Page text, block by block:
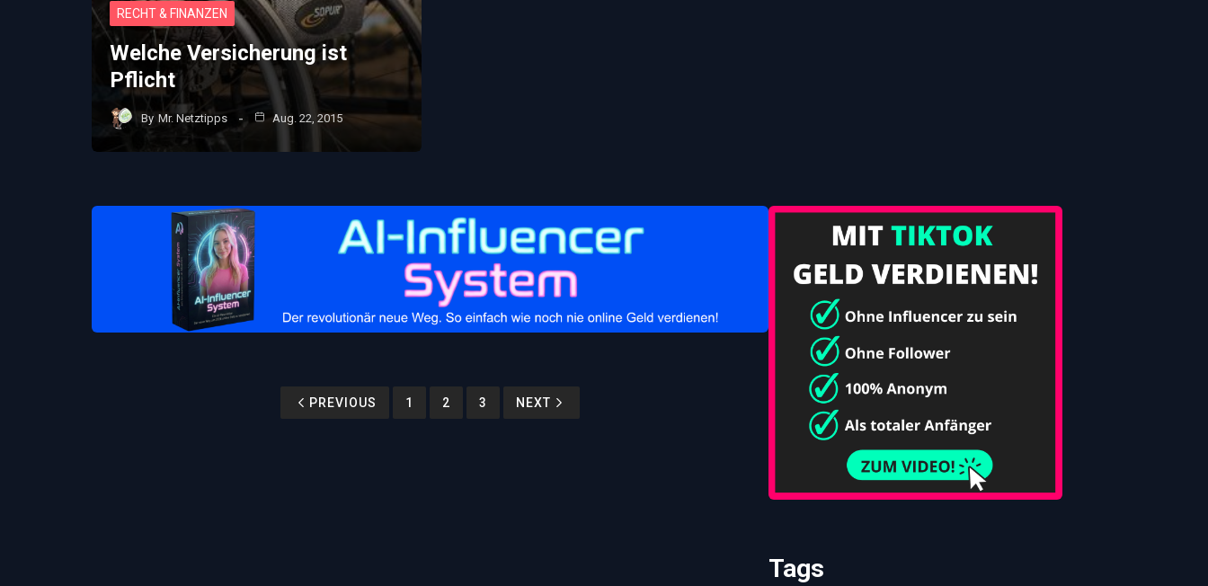
RECHT & FINANZEN
Welche Versicherung ist
Pflicht
By Mr. Netztipps Aug. 22, 2015
PREVIOUS 1 2 3 NEXT
Tags